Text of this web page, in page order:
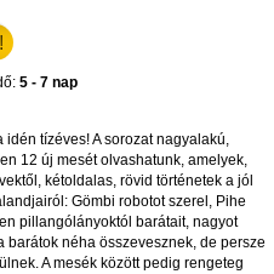
5 - 7 nap
idén tízéves! A sorozat nagyalakú,
12 új mesét olvashatunk, amelyek,
kétoldalas, rövid történetek a jól
Gömbi robotot szerel, Pihe
pillangólányoktól barátait, nagyot
barátok néha összevesznek, de persze
A mesék között pedig rengeteg